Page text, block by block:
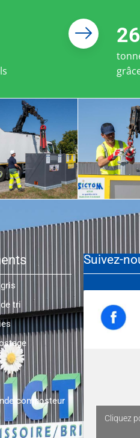
tri
composteur
Suivez-
Cliquez